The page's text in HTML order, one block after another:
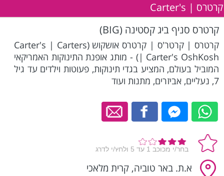
קרטרס | Carter's
קרטרס סניף ביג קסטינה (BIG)
קרטרס | קרטר'ס | קרטרס אושקוש (Carter's | Carters
| Carter's OshKosh) - מותג אופנת התינוקות האמריקאי
המוביל בעולם, המציע בגדי תינוקות, פעוטות וילדים עד גיל
7, נעליים, אביזרים, מתנות ועוד
א.ת. באר טוביה, קרית מלאכי